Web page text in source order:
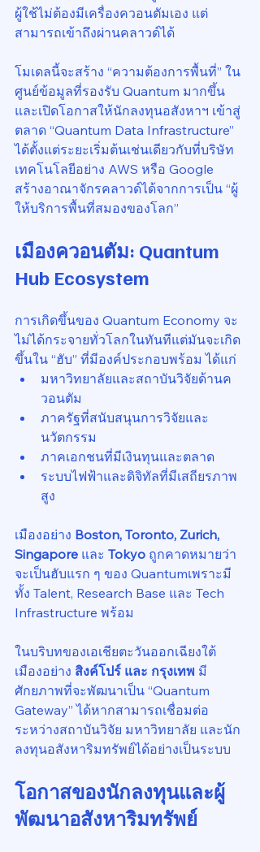
ผู้ใช้ไม่ต้องมีเครื่องควอนตัมเอง แต่
สามารถเข้าถึงผ่านคลาวด์ได้
โมเดลนี้จะสร้าง “ความต้องการพื้นที่” ใน
ศูนย์ข้อมูลที่รองรับ Quantum มากขึ้น
และเปิดโอกาสให้นักลงทุนอสังหาฯ เข้าสู่
ตลาด “Quantum Data Infrastructure”
ได้ตั้งแต่ระยะเริ่มต้นเช่นเดียวกับที่บริษัท
เทคโนโลยีอย่าง AWS หรือ Google
สร้างอาณาจักรคลาวด์ได้จากการเป็น “ผู้
ให้บริการพื้นที่สมองของโลก”
เมืองควอนตัม: Quantum
Hub Ecosystem
การเกิดขึ้นของ Quantum Economy จะ
ไม่ได้กระจายทั่วโลกในทันทีแต่มันจะเกิด
ขึ้นใน “ฮับ” ที่มีองค์ประกอบพร้อม ได้แก่
มหาวิทยาลัยและสถาบันวิจัยด้านค
วอนตัม
ภาครัฐที่สนับสนุนการวิจัยและ
นวัตกรรม
ภาคเอกชนที่มีเงินทุนและตลาด
ระบบไฟฟ้าและดิจิทัลที่มีเสถียรภาพ
สูง
เมืองอย่าง Boston, Toronto, Zurich,
Singapore และ Tokyo ถูกคาดหมายว่า
จะเป็นฮับแรก ๆ ของ Quantumเพราะมี
ทั้ง Talent, Research Base และ Tech
Infrastructure พร้อม
ในบริบทของเอเชียตะวันออกเฉียงใต้
เมืองอย่าง สิงค์โปร์ และ กรุงเทพ มี
ศักยภาพที่จะพัฒนาเป็น “Quantum
Gateway” ได้หากสามารถเชื่อมต่อ
ระหว่างสถาบันวิจัย มหาวิทยาลัย และนัก
ลงทุนอสังหาริมทรัพย์ได้อย่างเป็นระบบ
โอกาสของนักลงทุนและผู้
พัฒนาอสังหาริมทรัพย์